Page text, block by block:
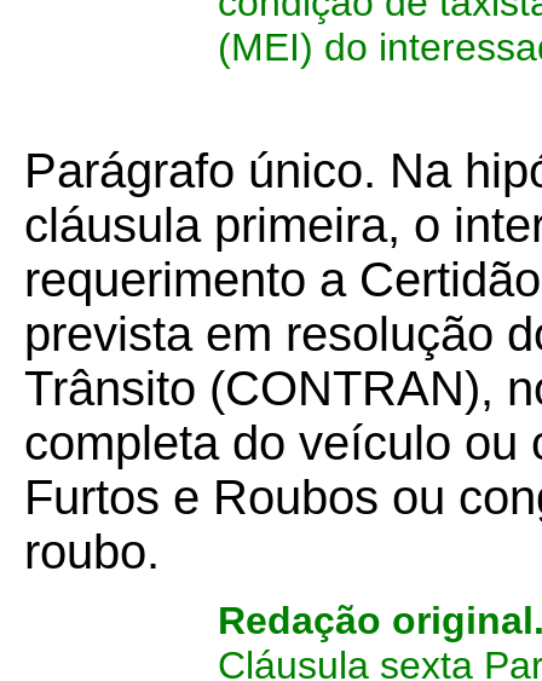
(MEI) do
Parágrafo único. Na
cláusula primeira, o
requerimento a
prevista em resolução
Trânsito (CONTRAN),
completa do veículo ou
Furtos e Roubos ou
roubo.
Redação
Cláusula sexta